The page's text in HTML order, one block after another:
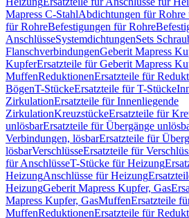
Mapress C-StahlAbdichtungen für Rohre
für RohreBefestigungen für Rohre
AnschlüsseSystemdichtungenSets
FlanschverbindungenGeberit Mapress
KupferErsatzteile für Geberit Mapress
MuffenReduktionenErsatzteile für
BögenT-StückeErsatzteile für T-Stücke
ZirkulationErsatzteile für Innenliegende
ZirkulationKreuzstückeErsatzteile für
unlösbarErsatzteile für Übergänge
Verbindungen, lösbarErsatzteile für
lösbarVerschlüsseErsatzteile für
für AnschlüsseT-Stücke für Heizung
HeizungAnschlüsse für Heizung
HeizungGeberit Mapress Kupfer, Gas
Mapress Kupfer, GasMuffenErsatzteile
MuffenReduktionenErsatzteile für